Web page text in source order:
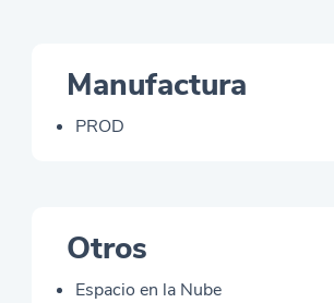
Manufactura
PROD
Otros
Espacio en la Nube